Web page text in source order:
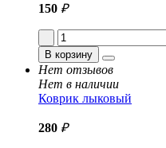
150 ₽
В корзину
Нет отзывов
Нет в наличии
Коврик лыковый
280 ₽